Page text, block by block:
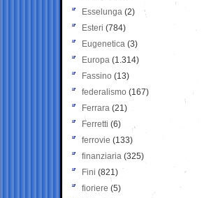
Esselunga (2)
Esteri (784)
Eugenetica (3)
Europa (1.314)
Fassino (13)
federalismo (167)
Ferrara (21)
Ferretti (6)
ferrovie (133)
finanziaria (325)
Fini (821)
fioriere (5)